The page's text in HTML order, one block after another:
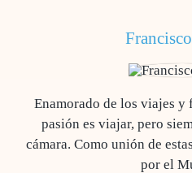
Enamorado de los viajes
pasión es viajar, pero
cámara. Como unión de
por el